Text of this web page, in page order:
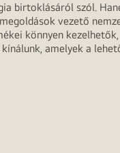
birtoklásáról szól.
vezető
könnyen
amelyek a